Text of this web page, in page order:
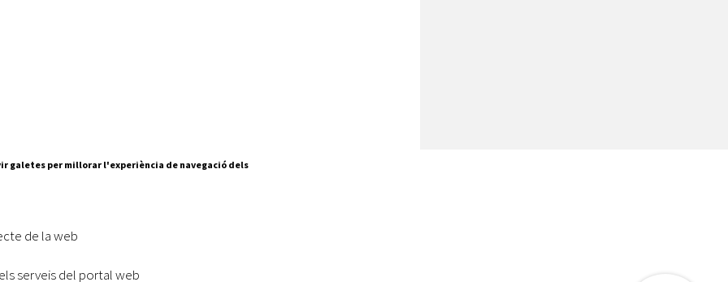
Layret, s/n
galetes per millorar l'experiència de navegació dels
de la web
serveis del portal web